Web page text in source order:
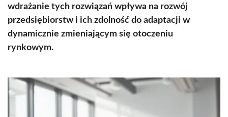
wdrażanie tych rozwiązań wpływa na rozwój
przedsiębiorstw i ich zdolność do adaptacji w
dynamicznie zmieniającym się otoczeniu
rynkowym.